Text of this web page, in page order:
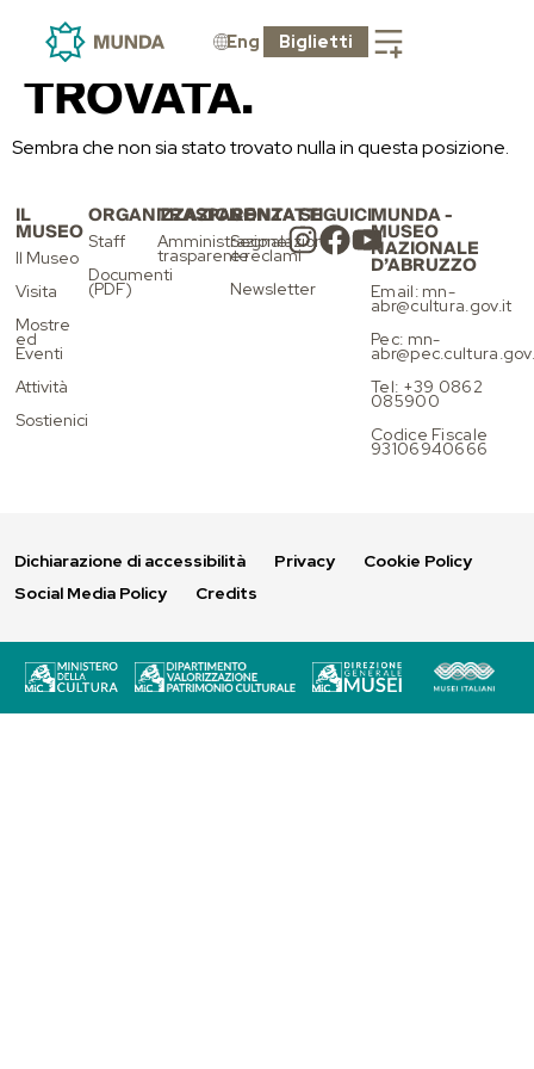
Eng Biglietti
LA PAGINA NON
PUÒ ESSERE
TROVATA.
Sembra che non sia stato trovato nulla in questa posizione.
IL
MUSEO
Il Museo
Visita
Mostre
ed
Eventi
Attività
Sostienici
ORGANIZZAZIONE
Staff
Documenti
(PDF)
TRASPARENZA
Amministrazione
trasparente
CONTATTI
Segnalazioni
e reclami
Newsletter
SEGUICIMUNDA -
MUSEO
NAZIONALE
D’ABRUZZO
Email: mn-
abr@cultura.gov.it
Pec: mn-
Tel: +39 0862
085900
Codice Fiscale
93106940666
Dichiarazione di accessibilità Privacy
Cookie Policy
Social Media Policy
Credits